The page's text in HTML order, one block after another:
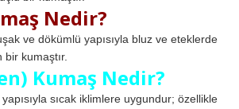
Nedir?
ve dökümlü yapısıyla bluz ve eteklerde
bir kumaştır.
Kumaş Nedir?
sıcak iklimlere uygundur; özellikle